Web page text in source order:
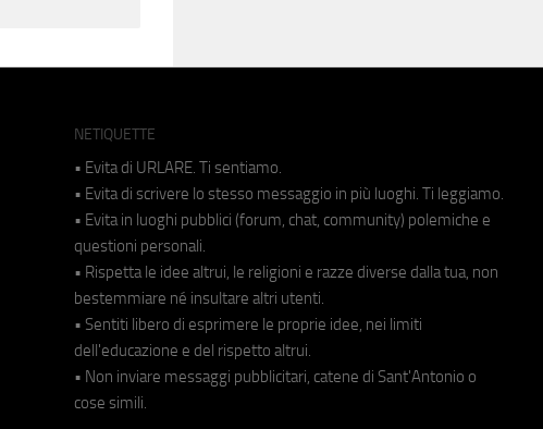
NETIQUETTE
• Evita di URLARE. Ti sentiamo.
• Evita di scrivere lo stesso messaggio in più luoghi. Ti leggiamo.
• Evita in luoghi pubblici (forum, chat, community) polemiche e
questioni personali.
• Rispetta le idee altrui, le religioni e razze diverse dalla tua, non
bestemmiare né insultare altri utenti.
• Sentiti libero di esprimere le proprie idee, nei limiti
dell'educazione e del rispetto altrui.
• Non inviare messaggi pubblicitari, catene di Sant'Antonio o
cose simili.